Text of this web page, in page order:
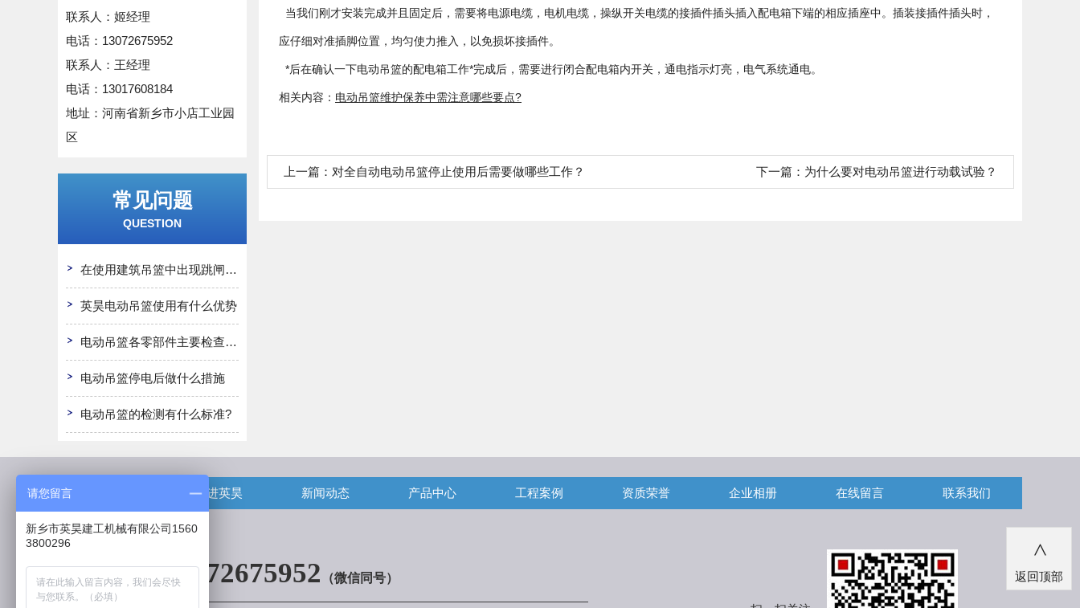
联系人：姬经理
电话：13072675952
联系人：王经理
电话：13017608184
地址：河南省新乡市小店工业园
区
常见问题
QUESTION
在使用建筑吊篮中出现跳闸怎么办
英昊电动吊篮使用有什么优势
电动吊篮各零部件主要检查哪些?
电动吊篮停电后做什么措施
电动吊篮的检测有什么标准?
当我们刚才安装完成并且固定后，需要将电源电缆，电机电缆，操纵开关电缆的接插件插头插入配电箱下端的相应插座中。插装接插件插头时，
应仔细对准插脚位置，均匀使力推入，以免损坏接插件。
*后在确认一下电动吊篮的配电箱工作*完成后，需要进行闭合配电箱内开关，通电指示灯亮，电气系统通电。
相关内容： 电动吊篮维护保养中需注意哪些要点?
上一篇： 对全自动电动吊篮停止使用后需要做哪些工作？ 下一篇： 为什么要对电动吊篮进行动载试验？
走进英昊 新闻动态 产品中心 工程案例 资质荣誉 企业相册 在线留言 联系我们
13072675952 （微信同号）
>
返回顶部
请您留言
新乡市英昊建工机械有限公司1560
3800296